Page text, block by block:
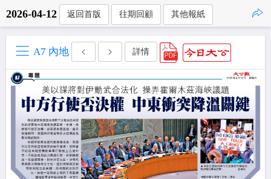
2026-04-12 返回首版 往期回顧 其他報紙
A7 內地 詳情